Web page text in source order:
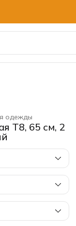
одежды
Т8, 65 см, 2